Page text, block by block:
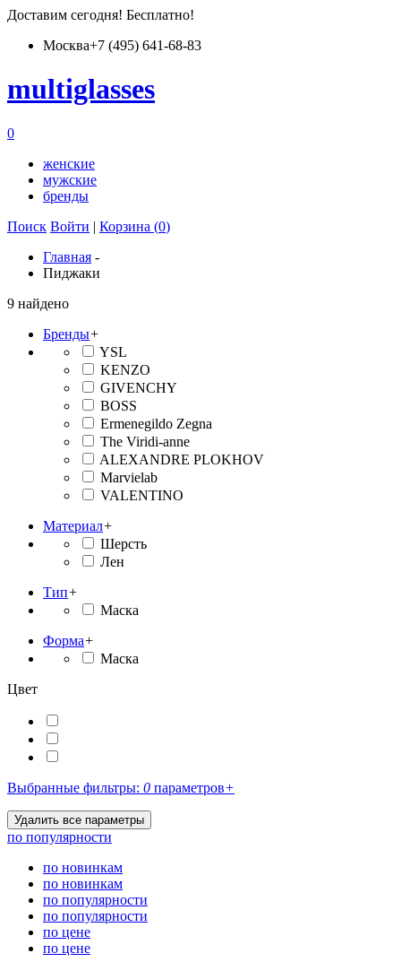
Доставим сегодня! Бесплатно!
Москва+7 (495) 641-68-83
multiglasses
0
женские
мужские
бренды
Поиск Войти | Корзина (0)
Главная -
Пиджаки
9 найдено
Бренды+
YSL
KENZO
GIVENCHY
BOSS
Ermenegildo Zegna
The Viridi-anne
ALEXANDRE PLOKHOV
Marvielab
VALENTINO
Материал+
Шерсть
Лен
Тип+
Маска
Форма+
Маска
Цвет
Выбранные фильтры: 0 параметров+
по популярности
по новинкам
по новинкам
по популярности
по популярности
по цене
по цене